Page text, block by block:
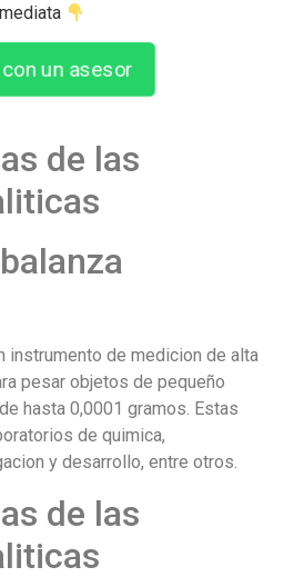
con un asesor
de las
instrumento de medicion de alta
pesar objetos de pequeño
hasta 0,0001 gramos. Estas
de quimica,
y desarrollo, entre otros.
de las